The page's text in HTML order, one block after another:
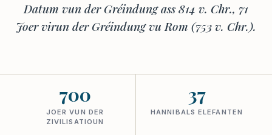
Datum vun der Gréindung ass 814 v. Chr., 71
Joer virun der Gréindung vu Rom (753 v. Chr.).
700
JOER VUN DER
ZIVILISATIOUN
37
HANNIBALS ELEFANTEN